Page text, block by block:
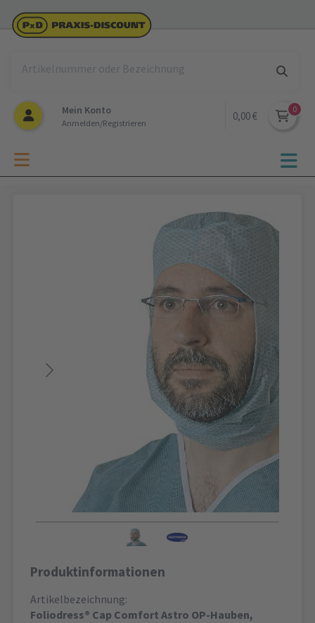
Mein Konto
Anmelden/Registrieren
0,00 €
Produktinformationen
Artikelbezeichnung:
Foliodress® Cap Comfort Astro OP-Hauben,